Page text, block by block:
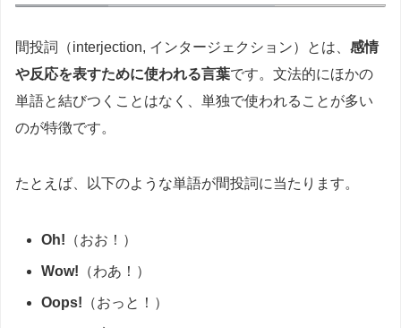
間投詞（interjection, インタージェクション）とは、 感情
や反応を表すために使われる言葉です。文法的にほかの
単語と結びつくことはなく、単独で使われることが多い
のが特徴です。
たとえば、以下のような単語が間投詞に当たります。
Oh! （おお！）
Wow! （わあ！）
Oops! （おっと！）